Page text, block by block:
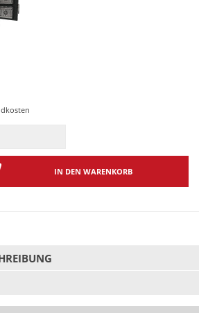
IN DEN WARENKORB